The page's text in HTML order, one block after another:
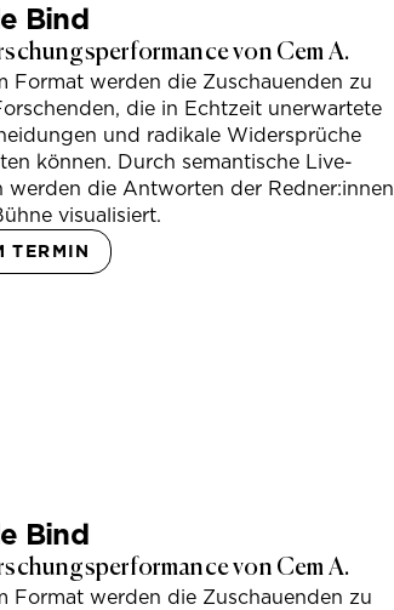
Bind
von Cem A.
Format werden die Zuschauenden zu
die in Echtzeit unerwartete
und radikale Widersprüche
können. Durch semantische Live-
werden die Antworten der Redner:innen
visualisiert.
TERMIN
Bind
von Cem A.
Format werden die Zuschauenden zu